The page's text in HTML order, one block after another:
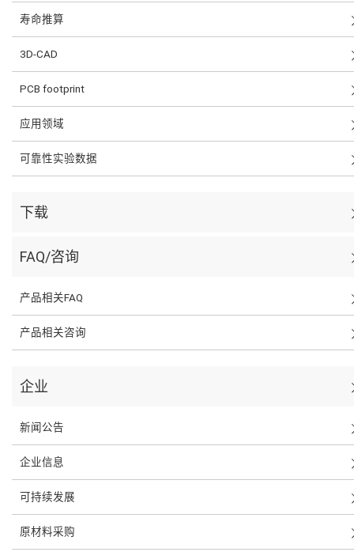
寿命推算
3D-CAD
PCB footprint
应用领域
可靠性实验数据
下载
FAQ/咨询
产品相关FAQ
产品相关咨询
企业
新闻公告
企业信息
可持续发展
原材料采购